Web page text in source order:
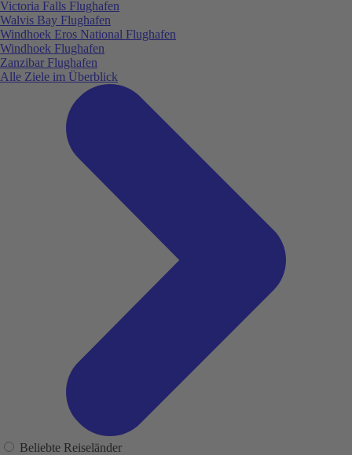
Victoria Falls Flughafen
Walvis Bay Flughafen
Windhoek Eros National Flughafen
Windhoek Flughafen
Zanzibar Flughafen
Alle Ziele im Überblick
Beliebte Reiseländer